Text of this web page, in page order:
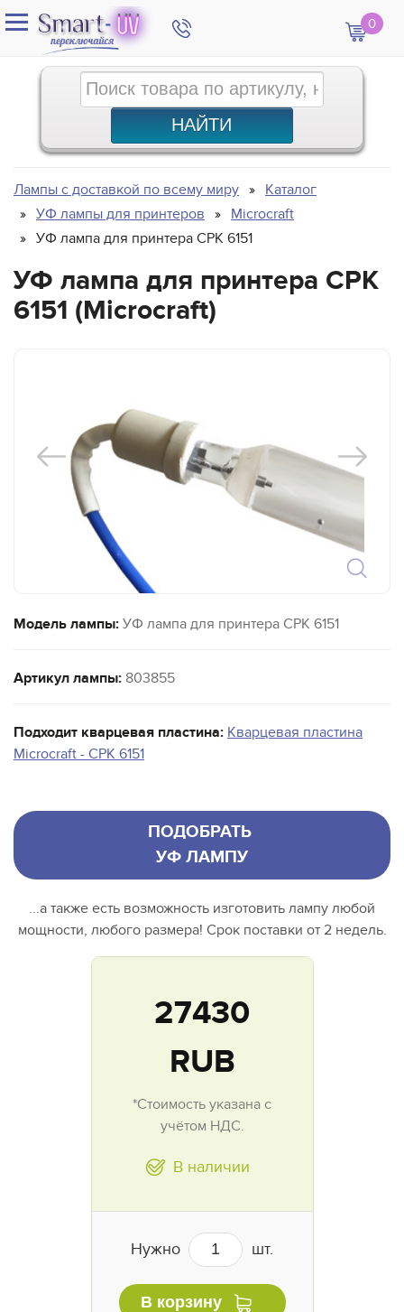
0
Лампы с доставкой по всему миру
Каталог
УФ лампы для принтеров
Microcraft
УФ лампа для принтера CPK 6151
УФ лампа для принтера CPK
6151 (Microcraft)
Модель лампы: УФ лампа для принтера CPK 6151
Артикул лампы: 803855
Подходит кварцевая пластина: Кварцевая пластина
Microcraft - CPK 6151
ПОДОБРАТЬ
УФ ЛАМПУ
...а также есть возможность изготовить лампу любой
мощности, любого размера! Срок поставки от 2 недель.
27430
RUB
*Стоимость указана с
учётом НДС.
В наличии
Нужно шт.
В корзину